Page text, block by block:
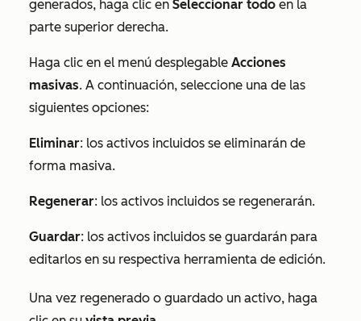
generados, haga clic en Seleccionar todo en la
parte superior derecha.
Haga clic en el menú desplegable Acciones
masivas. A continuación, seleccione una de las
siguientes opciones:
Eliminar: los activos incluidos se eliminarán de
forma masiva.
Regenerar: los activos incluidos se regenerarán.
Guardar: los activos incluidos se guardarán para
editarlos en su respectiva herramienta de edición.
Una vez regenerado o guardado un activo, haga